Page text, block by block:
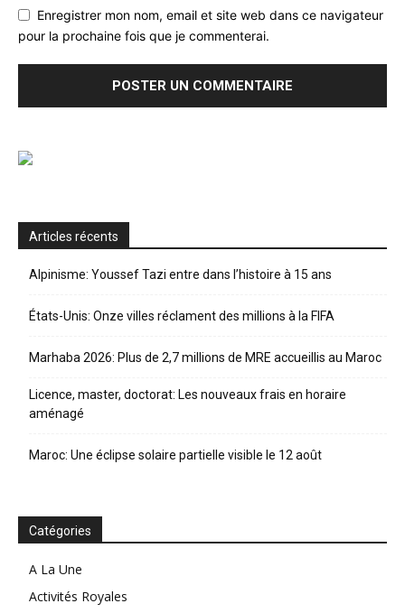
Enregistrer mon nom, email et site web dans ce navigateur
pour la prochaine fois que je commenterai.
Articles récents
Alpinisme: Youssef Tazi entre dans l’histoire à 15 ans
États-Unis: Onze villes réclament des millions à la FIFA
Marhaba 2026: Plus de 2,7 millions de MRE accueillis au Maroc
Licence, master, doctorat: Les nouveaux frais en horaire
aménagé
Maroc: Une éclipse solaire partielle visible le 12 août
Catégories
A La Une
Activités Royales